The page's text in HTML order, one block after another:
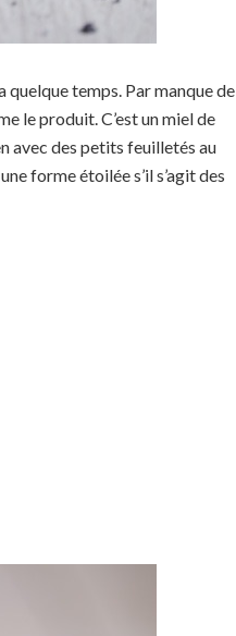
quelque temps. Par manque de
le produit. C’est un miel de
avec des petits feuilletés au
forme étoilée s’il s’agit des